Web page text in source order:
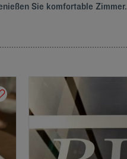
Sie komfortable Zimmer.